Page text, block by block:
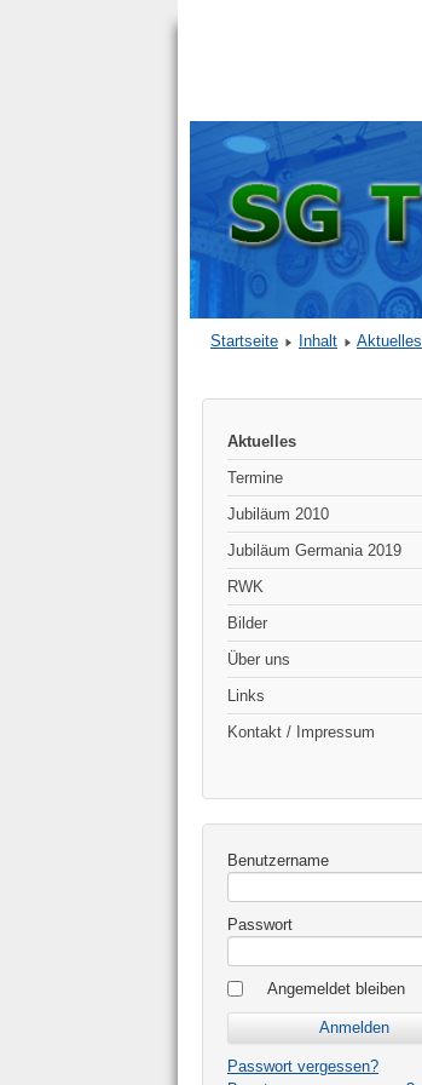
Startseite Inhalt Aktuelles
Aktuelles
Termine
Jubiläum 2010
Jubiläum Germania 2019
RWK
Bilder
Über uns
Links
Kontakt / Impressum
Benutzername
Passwort
Angemeldet bleiben
Passwort vergessen?